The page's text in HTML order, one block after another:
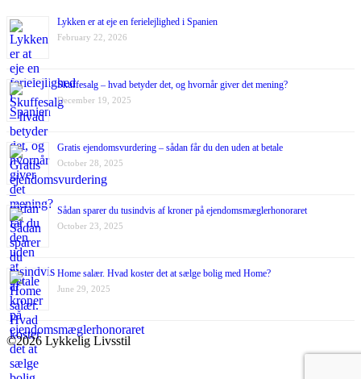
Lykken er at eje en ferielejlighed i Spanien
February 22, 2026
Skuffesalg – hvad betyder det, og hvornår giver det mening?
December 19, 2025
Gratis ejendomsvurdering – sådan får du den uden at betale
October 28, 2025
Sådan sparer du tusindvis af kroner på ejendomsmæglerhonoraret
October 23, 2025
Home salær. Hvad koster det at sælge bolig med Home?
June 29, 2025
©2026 Lykkelig Livsstil